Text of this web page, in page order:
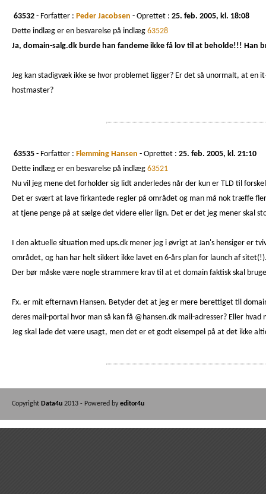
63532 - Forfatter : Peder Jacobsen - Oprettet : 25. feb. 2005, kl. 18:08
Dette indlæg er en besvarelse på indlæg 63528
Ja, domain-salg.dk burde han fandeme ikke få lov til at beholde!!! Han
Jeg kan stadigvæk ikke se hvor problemet ligger? Er det så unormalt, at
hostmaster?
63535 - Forfatter : Flemming Hansen - Oprettet : 25. feb. 2005, kl. 21:10
Dette indlæg er en besvarelse på indlæg 63521
Nu vil jeg mene det forholder sig lidt anderledes når der kun er TLD til
Det er svært at lave firkantede regler på området og man må nok træffe
at tjene penge på at sælge det videre eller lign. Det er det jeg mener skal
I den aktuelle situation med ups.dk mener jeg i øvrigt at Jan's hensiger er
området, og han har helt sikkert ikke lavet en 6-års plan for launch af
Der bør måske være nogle strammere krav til at et domain faktisk skal
Fx. er mit efternavn Hansen. Betyder det at jeg er mere berettiget til
deres mail-portal hvor man så kan få @hansen.dk mail-adresser? Eller hvad
Jeg skal lade det være usagt, men det er et godt eksempel på at det ikke
Copyright Data4u 2013 - Powered by editor4u